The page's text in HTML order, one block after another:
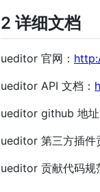
2 详细文档
ueditor 官网：
ueditor API 文档：
ueditor github 地址
ueditor 第三方插件
ueditor 贡献代码规